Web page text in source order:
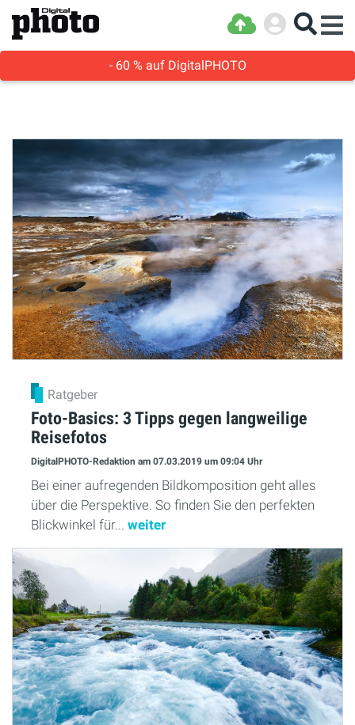
- 60 % auf DigitalPHOTO
Ratgeber
Foto-Basics: 3 Tipps gegen langweilige
Reisefotos
DigitalPHOTO-Redaktion am 07.03.2019 um 09:04 Uhr
Bei einer aufregenden Bildkomposition geht alles
über die Perspektive. So finden Sie den perfekten
Blickwinkel für... weiter